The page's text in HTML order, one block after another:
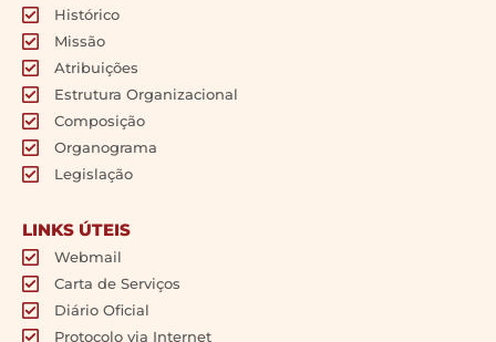
Histórico
Missão
Atribuições
Estrutura Organizacional
Composição
Organograma
Legislação
LINKS ÚTEIS
Webmail
Carta de Serviços
Diário Oficial
Protocolo via Internet